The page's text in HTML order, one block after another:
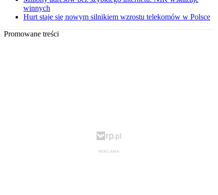
winnych
Hurt staje się nowym silnikiem wzrostu telekomów w Polsce
Promowane treści